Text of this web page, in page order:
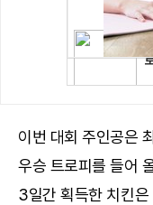
이번 대회 주인공은
우승 트로피를 들어
3일간 획득한 치킨